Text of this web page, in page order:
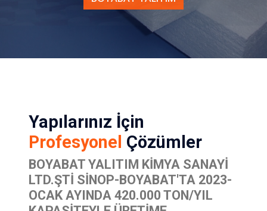
Profesyonel Çözümler
BOYABAT YALITIM KIMYA SANAYI
LTD.ŞTİ SINOP-BOYABAT'TA 2023-
OCAK AYINDA 420.000 TON/YIL
KAPASITEYLE ÜRETIME
BAŞLAMIŞTIR.